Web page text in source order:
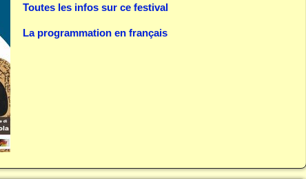
Toutes les infos sur ce festival
La programmation en français